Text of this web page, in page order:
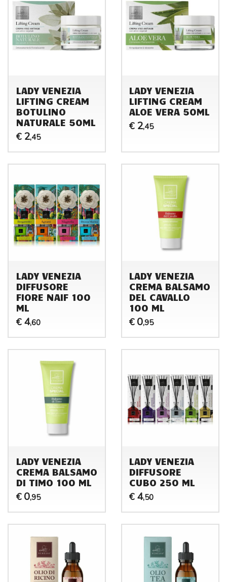
LADY VENEZIA
LIFTING CREAM
BOTULINO
NATURALE 50ML
€ 2,45
LADY VENEZIA
LIFTING CREAM
ALOE VERA 50ML
€ 2,45
LADY VENEZIA
DIFFUSORE
FIORE NAIF 100
ML
€ 4,60
LADY VENEZIA
CREMA BALSAMO
DEL CAVALLO
100 ML
€ 0,95
LADY VENEZIA
CREMA BALSAMO
DI TIMO 100 ML
€ 0,95
LADY VENEZIA
DIFFUSORE
CUBO 250 ML
€ 4,50